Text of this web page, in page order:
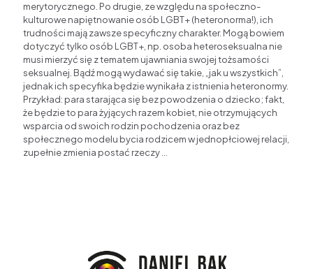
merytorycznego. Po drugie, ze względu na społeczno-
kulturowe napiętnowanie osób LGBT+ (heteronorma!), ich
trudności mają zawsze specyficzny charakter. Mogą bowiem
dotyczyć tylko osób LGBT+, np. osoba heteroseksualna nie
musi mierzyć się z tematem ujawniania swojej tożsamości
seksualnej. Bądź mogą wydawać się takie, „jak u wszystkich”,
jednak ich specyfika będzie wynikała z istnienia heteronormy.
Przykład: para starająca się bez powodzenia o dziecko; fakt,
że będzie to para żyjących razem kobiet, nie otrzymujących
wsparcia od swoich rodzin pochodzenia oraz bez
społecznego modelu bycia rodzicem w jednopłciowej relacji,
zupełnie zmienia postać rzeczy …